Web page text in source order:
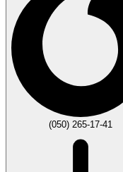
(050) 265-17-41